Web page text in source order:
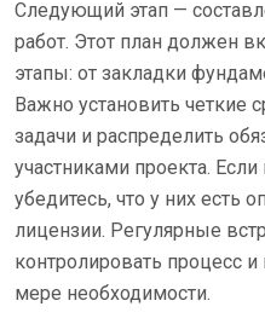
Следующий этап —
работ. Этот план должен
этапы: от закладки
Важно установить четкие
задачи и распределить
участниками проекта.
убедитесь, что у них есть
лицензии. Регулярные
контролировать процесс
мере необходимости.